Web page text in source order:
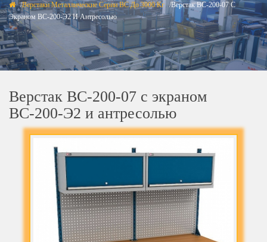
Верстаки Металлические Серии ВС До 3000 Кг
Верстак ВС-200-07 С
Экраном ВС-200-Э2 И Антресолью
Верстак ВС-200-07 с экраном
ВС-200-Э2 и антресолью